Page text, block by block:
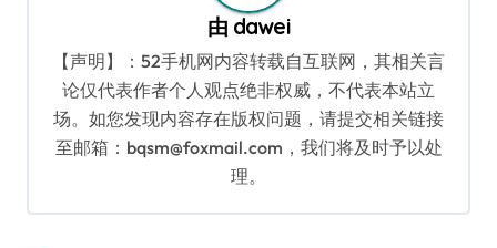
由 dawei
【声明】：52手机网内容转载自互联网，其相关言
论仅代表作者个人观点绝非权威，不代表本站立
场。如您发现内容存在版权问题，请提交相关链接
至邮箱：bqsm@foxmail.com，我们将及时予以处
理。